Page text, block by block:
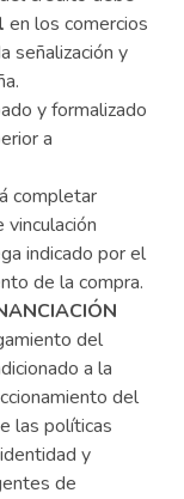
en los comercios
señalización y
y formalizado
a
completar
indicado por el
de la compra.
del
a la
del
las políticas
y
de